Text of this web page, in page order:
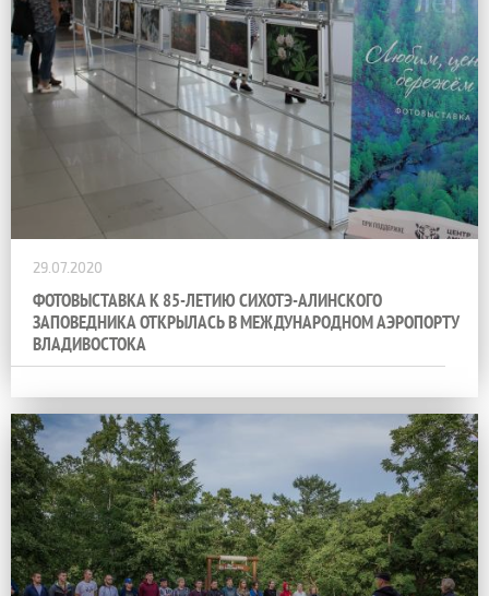
29.07.2020
ФОТОВЫСТАВКА К 85-ЛЕТИЮ СИХОТЭ-АЛИНСКОГО
ЗАПОВЕДНИКА ОТКРЫЛАСЬ В МЕЖДУНАРОДНОМ АЭРОПОРТУ
ВЛАДИВОСТОКА